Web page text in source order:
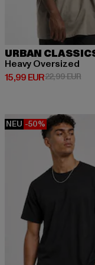
URBAN
Heavy Oversized
15,99 EUR
Derzeitiger Preis: 15,99
22,99 EUR
NEU -50%